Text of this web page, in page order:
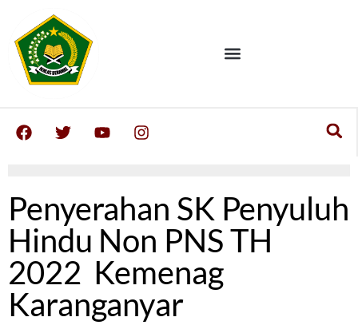
Penyerahan SK Penyuluh
Hindu Non PNS TH
2022 Kemenag
Karanganyar